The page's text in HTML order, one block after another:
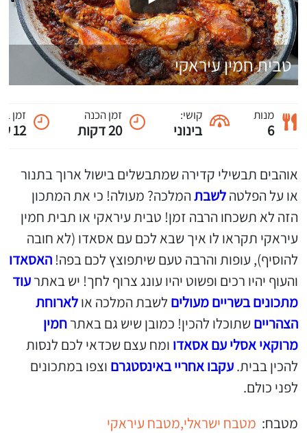
טבית חמין עיראקי
מנות
6
קושי:
בינוני
זמן הכנה
20 דקות
זמן
12 שעות
אוהבים תבשילי קדירה שמתבשלים בישול ארוך בתנור
או על הפלטהלשבתהמלכה? מעולה! כי את המתכון
הזה לא תשכחו הרבה זמן! טבית עיראקי או תבית חמין
עיראקי תקראו לו איך שבא לכם עם אסאדו (לא חובה
להוסיף), עופות והרבה טעם שיתפוצץ לכם בפה! האסאדו
והעוף יהיו רכים ופשוט יהיו עונג צרוף לחך! יש באתרעוד
מתכונים בשריים מעולים לשבת המלכה אולארוחת
הצהריים שתוכלו להכין! כמובן שיש גם באתרחמין
מרוקאי אסלי עם אסאדו ומח עצם שכדאי לכם לנסות
להכין בבית.עקבו אחריי באינסטגרם וצפו במתכונים
לפני כולם.
מטבח: מטבח ישראלי,מטבח עיראקי